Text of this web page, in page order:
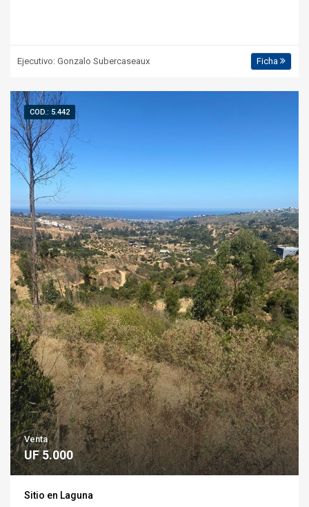
Ejecutivo: Gonzalo Subercaseaux Ficha
COD.: 5.442
Venta
UF 5.000
Sitio en Laguna